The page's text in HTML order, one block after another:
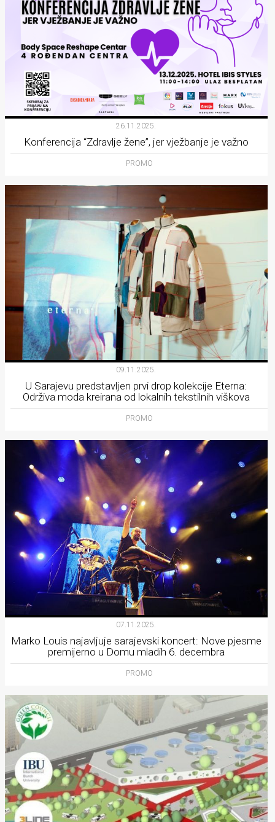
26.11.2025.
Konferencija “Zdravlje žene”, jer vježbanje je važno
PROMO
09.11.2025.
U Sarajevu predstavljen prvi drop kolekcije Eterna:
Održiva moda kreirana od lokalnih tekstilnih viškova
PROMO
07.11.2025.
Marko Louis najavljuje sarajevski koncert: Nove pjesme
premijerno u Domu mladih 6. decembra
PROMO